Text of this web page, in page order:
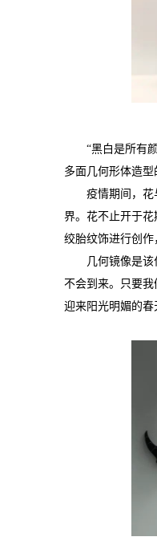
“黑白是所有
多面几何形体造
疫情期间，
界。花不止开于花
绞胎纹饰进行创
几何镜像是
不会到来。只要
迎来阳光明媚的